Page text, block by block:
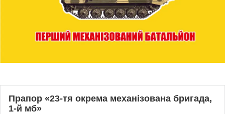
Прапор «23-тя окрема механізована бригада,
1-й мб»